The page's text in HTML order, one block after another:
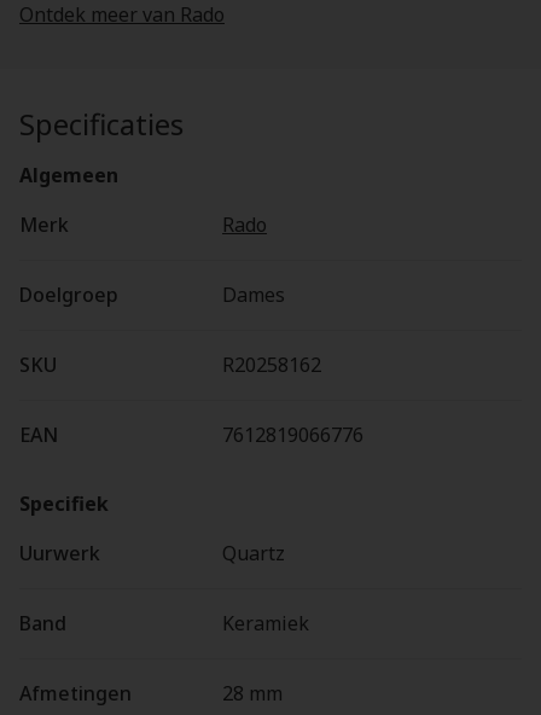
Ontdek meer van Rado
Specificaties
Algemeen
Merk
Rado
Doelgroep Dames
SKU R20258162
EAN 7612819066776
Specifiek
Uurwerk
Quartz
Band Keramiek
Afmetingen 28 mm